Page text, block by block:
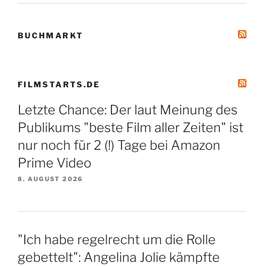
BUCHMARKT
FILMSTARTS.DE
Letzte Chance: Der laut Meinung des
Publikums "beste Film aller Zeiten" ist
nur noch für 2 (!) Tage bei Amazon
Prime Video
8. AUGUST 2026
"Ich habe regelrecht um die Rolle
gebettelt": Angelina Jolie kämpfte